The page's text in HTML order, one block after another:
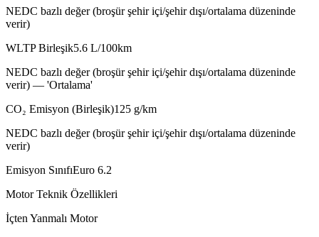
NEDC bazlı değer (broşür şehir içi/şehir dışı/ortalama düzeninde
verir)
WLTP Birleşik5.6 L/100km
NEDC bazlı değer (broşür şehir içi/şehir dışı/ortalama düzeninde
verir) — 'Ortalama'
CO₂ Emisyon (Birleşik)125 g/km
NEDC bazlı değer (broşür şehir içi/şehir dışı/ortalama düzeninde
verir)
Emisyon SınıfıEuro 6.2
Motor Teknik Özellikleri
İçten Yanmalı Motor